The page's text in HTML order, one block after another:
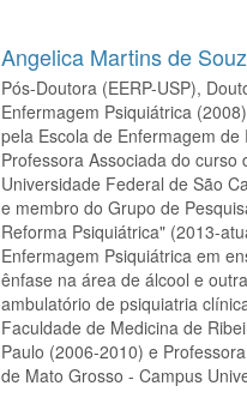
Angelica Martins de
Pós-Doutora (EERP-USP),
Enfermagem Psiquiátrica
pela Escola de Enfermagem de
Professora Associada do
Universidade Federal de São
e membro do Grupo de
Reforma Psiquiátrica" (2013-
Enfermagem Psiquiátrica em
ênfase na área de álcool e
ambulatório de psiquiatria
Faculdade de Medicina de
Paulo (2006-2010) e
de Mato Grosso - Campus